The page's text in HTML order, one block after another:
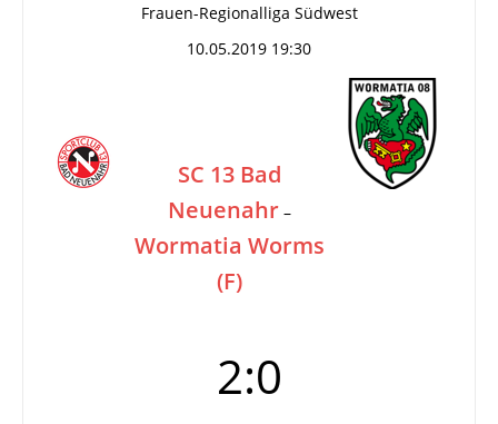
Frauen-Regionalliga Südwest
10.05.2019 19:30
SC 13 Bad
Neuenahr –
Wormatia Worms
(F)
2:0